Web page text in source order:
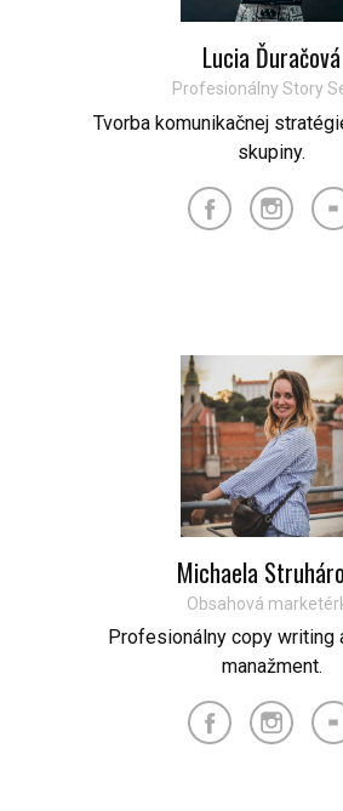
Lucia Ďuračová
Profesionálny Story
Tvorba komunikačnej
skupiny.
Michaela
Obsahová
Profesionálny copy writing
manažment.